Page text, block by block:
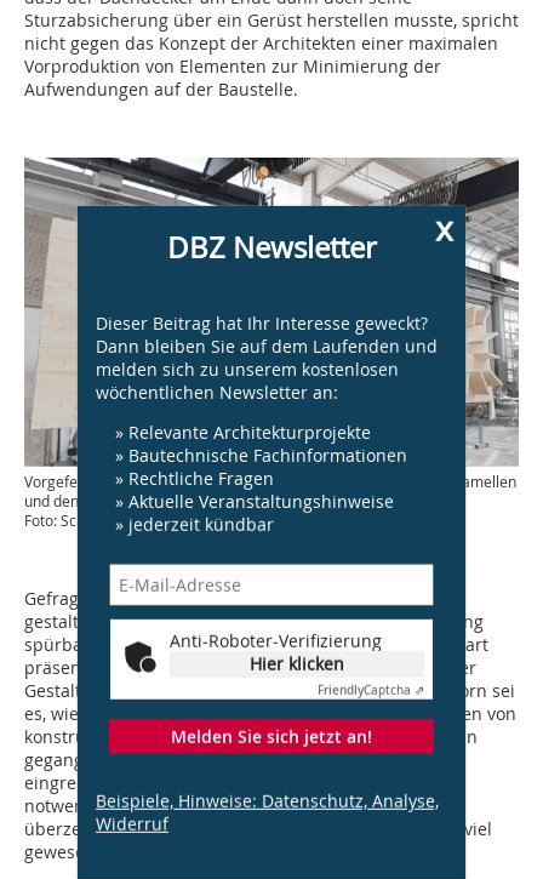
Sturzabsicherung über ein Gerüst herstellen musste, spricht
nicht gegen das Konzept der Architekten einer maximalen
Vorproduktion von Elementen zur Minimierung der
Aufwendungen auf der Baustelle.
Vorgefertigtes Querelement mit den sternförmig angebrachten Lamellen
und den Vorbohrungen für die Stützenplatten
Foto: Schlosser
Gefragt, ob denn die Sterndeckenlandschaft auch
gestalterischen Absichten gefolgt sei, war Überraschung
spürbar: „Wir sind Gestalter und natürlich ist eine derart
präsent sich darstellende Tragwerkslösung Teil unserer
Gestaltung“, so Laura Fogarasi-Ludloff. In Bad Schönborn sei
es, wie sonst auch immer, um ein sinnvolles Austarieren von
konstruktiven Anforderungen und Gestaltungsaspekten
gegangen. Man hätte auch stärker in die Untersicht
eingreifen können, nicht jede Rippe sei in ihrer Länge
notwendig, doch am Ende „hat uns das Gesamtbild
überzeugt. Da noch feinzujustieren wäre vielleicht zu viel
gewesen!“, so die Architektin.
x
DBZ Newsletter
Dieser Beitrag hat Ihr Interesse geweckt?
Dann bleiben Sie auf dem Laufenden und
melden sich zu unserem kostenlosen
wöchentlichen Newsletter an:
» Relevante Architekturprojekte
» Bautechnische Fachinformationen
» Rechtliche Fragen
» Aktuelle Veranstaltungshinweise
» jederzeit kündbar
Anti-Roboter-Verifizierung
Hier klicken
FriendlyCaptcha ⇗
Melden Sie sich jetzt an!
Beispiele, Hinweise: Datenschutz, Analyse,
Widerruf